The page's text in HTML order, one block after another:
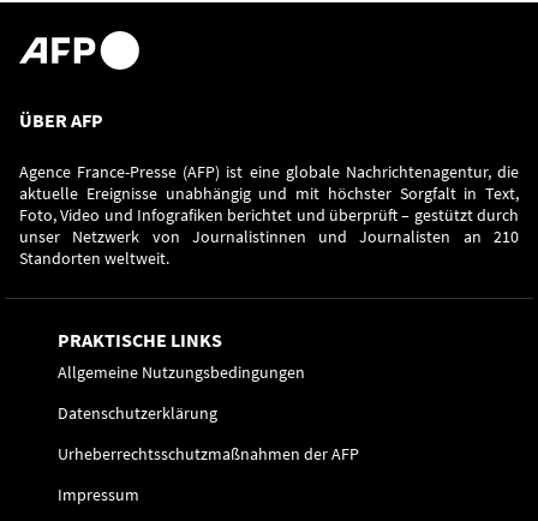
ÜBER AFP
Agence France-Presse (AFP) ist eine globale Nachrichtenagentur, die
aktuelle Ereignisse unabhängig und mit höchster Sorgfalt in Text,
Foto, Video und Infografiken berichtet und überprüft – gestützt durch
unser Netzwerk von Journalistinnen und Journalisten an 210
Standorten weltweit.
PRAKTISCHE LINKS
Allgemeine Nutzungsbedingungen
Datenschutzerklärung
Urheberrechtsschutzmaßnahmen der AFP
Impressum